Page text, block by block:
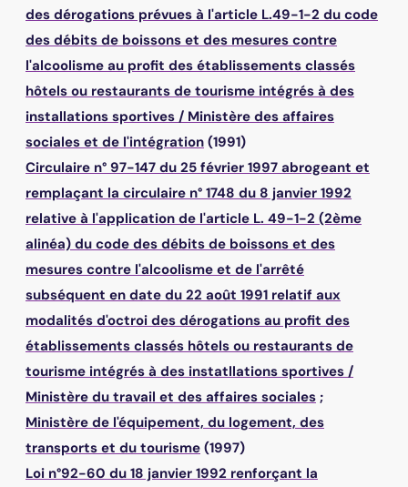
des dérogations prévues à l'article L.49-1-2 du code
des débits de boissons et des mesures contre
l'alcoolisme au profit des établissements classés
hôtels ou restaurants de tourisme intégrés à des
installations sportives / Ministère des affaires
sociales et de l'intégration (1991)
Circulaire n° 97-147 du 25 février 1997 abrogeant et
remplaçant la circulaire n° 1748 du 8 janvier 1992
relative à l'application de l'article L. 49-1-2 (2ème
alinéa) du code des débits de boissons et des
mesures contre l'alcoolisme et de l'arrêté
subséquent en date du 22 août 1991 relatif aux
modalités d'octroi des dérogations au profit des
établissements classés hôtels ou restaurants de
tourisme intégrés à des instatllations sportives /
Ministère du travail et des affaires sociales ;
Ministère de l'équipement, du logement, des
transports et du tourisme (1997)
Loi n°92-60 du 18 janvier 1992 renforçant la